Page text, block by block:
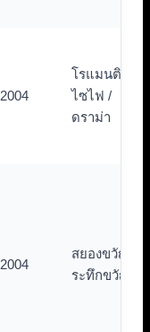
2004
โรแมนติก /
ไซไฟ /
ดราม่า
2004
สยองขวัญ /
ระทึกขวัญ